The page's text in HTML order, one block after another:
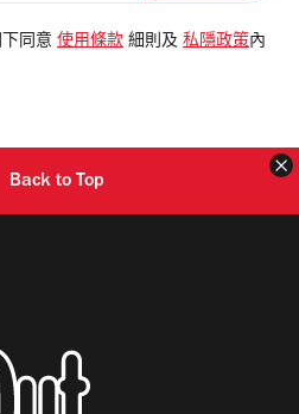
同意 使用條款 細則及 私隱政策 內
Back to Top